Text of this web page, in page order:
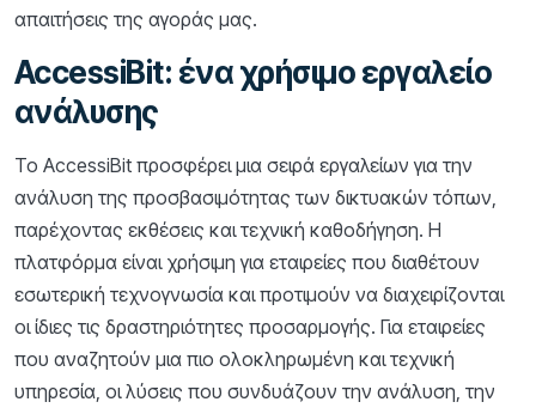
απαιτήσεις της αγοράς μας.
AccessiBit: ένα χρήσιμο εργαλείο
ανάλυσης
Το AccessiBit προσφέρει μια σειρά εργαλείων για την
ανάλυση της προσβασιμότητας των δικτυακών τόπων,
παρέχοντας εκθέσεις και τεχνική καθοδήγηση. Η
πλατφόρμα είναι χρήσιμη για εταιρείες που διαθέτουν
εσωτερική τεχνογνωσία και προτιμούν να διαχειρίζονται
οι ίδιες τις δραστηριότητες προσαρμογής. Για εταιρείες
που αναζητούν μια πιο ολοκληρωμένη και τεχνική
υπηρεσία, οι λύσεις που συνδυάζουν την ανάλυση, την